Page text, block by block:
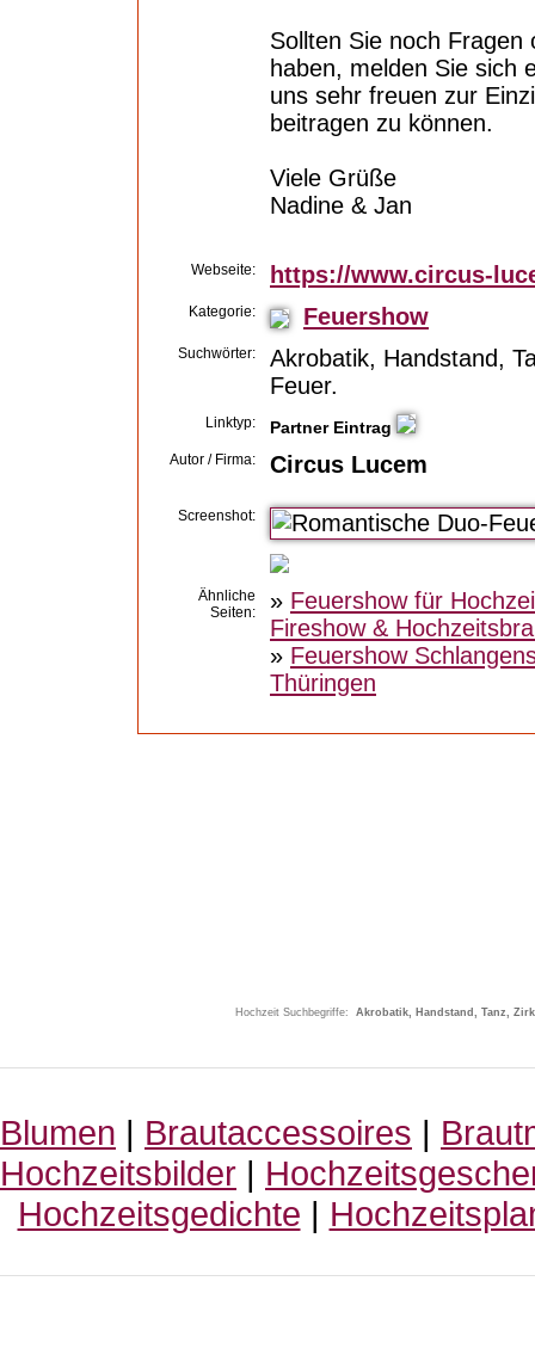
Sollten Sie noch Fragen
haben, melden Sie sich
uns sehr freuen zur
beitragen zu können.
Viele Grüße
Nadine & Jan
Webseite: https://www.circus-
Kategorie: Feuershow
Suchwörter:
Akrobatik, Handstand,
Feuer.
Linktyp: Partner Eintrag
Autor / Firma: Circus Lucem
Screenshot:
Ähnliche
Seiten:
» Feuershow für
Fireshow &
» Feuershow
Thüringen
Hochzeit Suchbegriffe: Akrobatik, Handstand, Tanz,
Blumen | Brautaccessoires |
Hochzeitsbilder |
Hochzeitsgedichte |